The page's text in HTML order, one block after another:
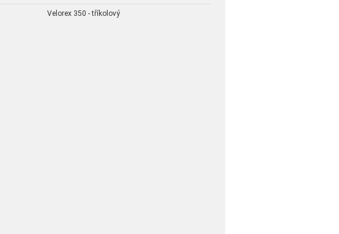
Velorex 350 - tříkolový